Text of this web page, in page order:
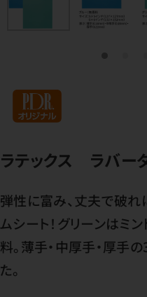
ラテックス ラバー
弾性に富み、丈夫で破れ
ムシート！グリーンはミ
料。薄手・中厚手・厚手
た。